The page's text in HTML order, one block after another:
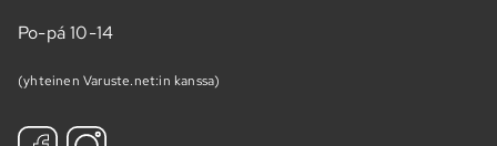
Po-pá 10-14
(yhteinen Varuste.net:in kanssa)